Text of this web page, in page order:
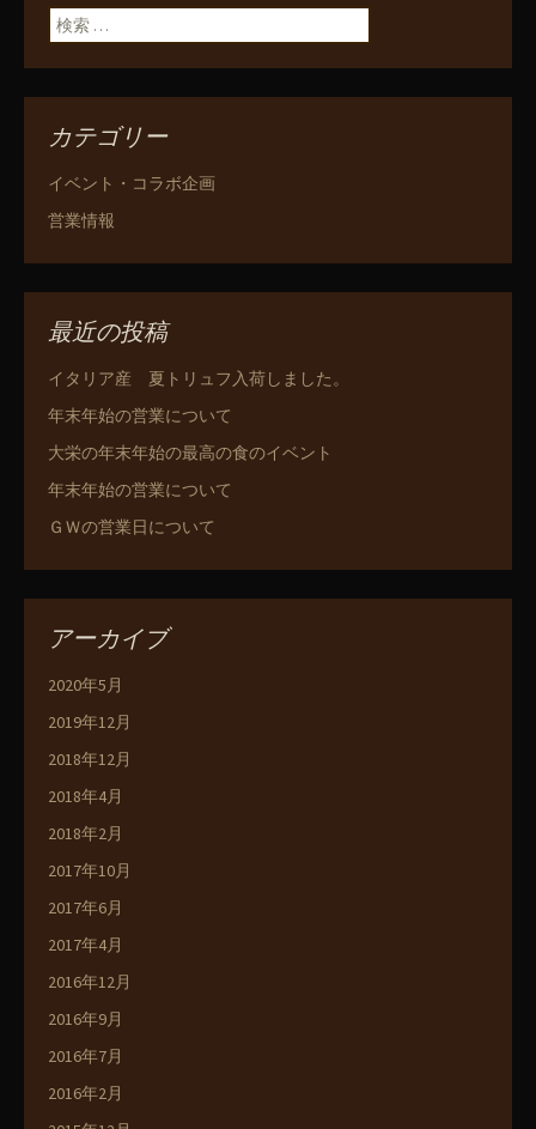
検索:
カテゴリー
イベント・コラボ企画
営業情報
最近の投稿
イタリア産 夏トリュフ入荷しました。
年末年始の営業について
大栄の年末年始の最高の食のイベント
年末年始の営業について
ＧＷの営業日について
アーカイブ
2020年5月
2019年12月
2018年12月
2018年4月
2018年2月
2017年10月
2017年6月
2017年4月
2016年12月
2016年9月
2016年7月
2016年2月